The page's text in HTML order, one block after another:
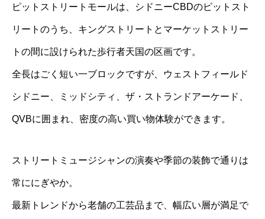
ピットストリートモールは、シドニーCBDのピットスト
リートのうち、キングストリートとマーケットストリー
トの間に設けられた歩行者天国の区画です。
全長はごく短い一ブロックですが、ウェストフィールド
シドニー、ミッドシティ、ザ・ストランドアーケード、
QVBに囲まれ、密度の高い買い物体験ができます。
ストリートミュージシャンの演奏や季節の装飾で通りは
常ににぎやか。
最新トレンドから老舗の工芸品まで、幅広い層が満足で